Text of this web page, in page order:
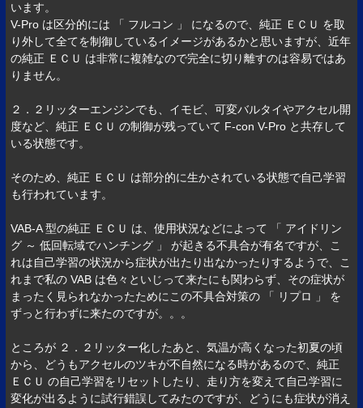
います。
V-Pro は区分的には 「 フルコン 」 になるので、純正 ＥＣＵ を取
り外して全てを制御しているイメージがあるかと思いますが、近年
の純正 ＥＣＵ は非常に複雑なので完全に切り離すのは容易ではあ
りません。
２．２リッターエンジンでも、イモビ、可変バルタイやアクセル開
度など、純正 ＥＣＵ の制御が残っていて F-con V-Pro と共存して
いる状態です。
そのため、純正 ＥＣＵ は部分的に生かされている状態で自己学習
も行われています。
VAB-A 型の純正 ＥＣＵ は、使用状況などによって 「 アイドリン
グ ～ 低回転域でハンチング 」 が起きる不具合が有名ですが、こ
れは自己学習の状況から症状が出たり出なかったりするようで、こ
れまで私の VAB は色々といじって来たにも関わらず、その症状が
まったく見られなかったためにこの不具合対策の 「 リプロ 」 を
ずっと行わずに来たのですが。。。
ところが ２．２リッター化したあと、気温が高くなった初夏の頃
から、どうもアクセルのツキが不自然になる時があるので、純正
ＥＣＵ の自己学習をリセットしたり、走り方を変えて自己学習に
変化が出るように試行錯誤してみたのですが、どうにも症状が消え